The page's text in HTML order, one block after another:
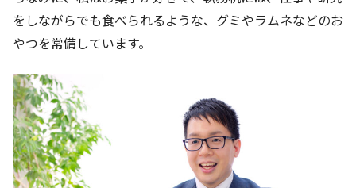
をしながらでも食べられるような、グミやラムネなどのお
やつを常備しています。